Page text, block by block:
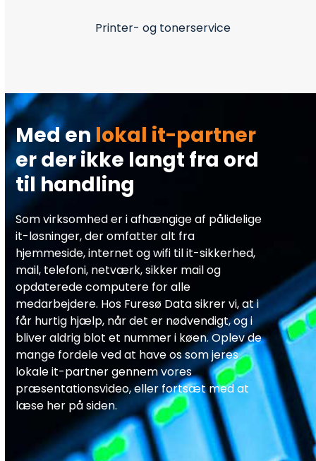
Printer- og tonerservice
Med enlokal it-partner
er der ikke langt fra ord
til handling
Som virksomhed er i afhængige af pålidelige
it-løsninger, der omfatter alt fra
hjemmeside, internet og wifi til it-sikkerhed,
mail, telefoni, netværk, sikker mail og
opdaterede computere for alle
medarbejdere. Hos Furesø Data sikrer vi, at i
får hurtig hjælp, når det er nødvendigt, og i
bliver aldrig blot et nummer i køen. Oplev de
mange fordele ved at have os som jeres
lokale it-partner gennem vores
præsentationsvideo, eller fortsæt med at
læse her på siden.